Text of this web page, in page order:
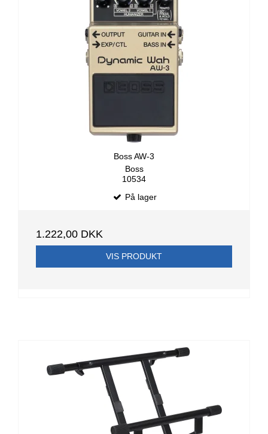
Boss AW-3
Boss
10534
På lager
1.222,00 DKK
VIS PRODUKT